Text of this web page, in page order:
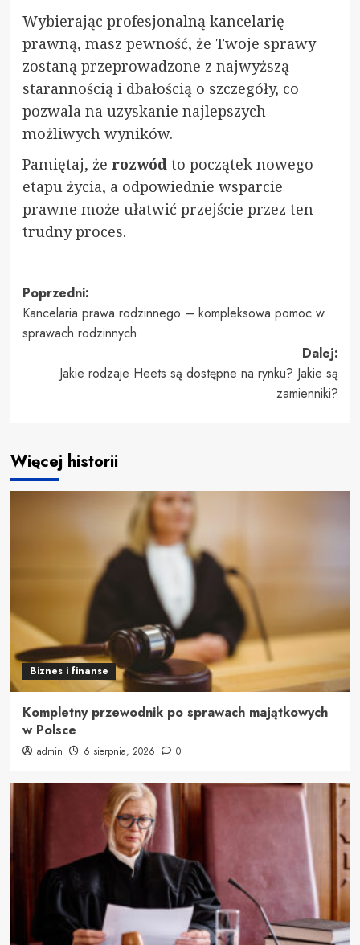
Wybierając profesjonalną kancelarię
prawną, masz pewność, że Twoje sprawy
zostaną przeprowadzone z najwyższą
starannością i dbałością o szczegóły, co
pozwala na uzyskanie najlepszych
możliwych wyników.
Pamiętaj, że rozwódto początek nowego
etapu życia, a odpowiednie wsparcie
prawne może ułatwić przejście przez ten
trudny proces.
Zobacz
wpisy
Poprzedni:
Kancelaria prawa rodzinnego – kompleksowa pomoc w
sprawach rodzinnych
Dalej:
Jakie rodzaje Heets są dostępne na rynku? Jakie są
zamienniki?
Więcej historii
Biznes i finanse
Kompletny przewodnik po sprawach majątkowych
w Polsce
admin 6 sierpnia, 2026 0